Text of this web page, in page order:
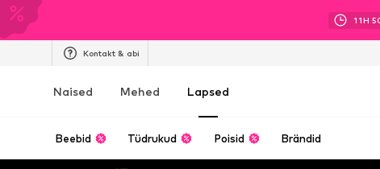
11H
Kontakt & abi
Naised Mehed Lapsed
Beebid Tüdrukud Poisid Brändid